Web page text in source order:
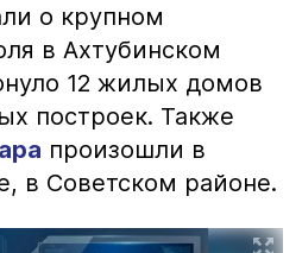
о крупном
в Ахтубинском
12 жилых домов
построек. Также
произошли в
в Советском районе.